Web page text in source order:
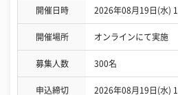
開催日時 2026年08月19日(水)
開催場所 オンラインにて実施
募集人数 300名
申込締切 2026年08月19日(水)